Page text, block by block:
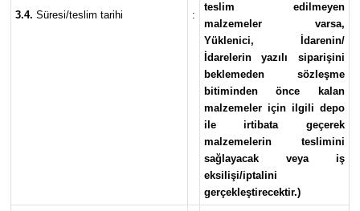
3.4. Süresi/teslim tarihi :
teslim edilmeyen
malzemeler varsa,
Yüklenici, İdarenin/
İdarelerin yazılı siparişini
beklemeden sözleşme
bitiminden önce kalan
malzemeler için ilgili depo
ile irtibata geçerek
malzemelerin teslimini
sağlayacak veya iş
eksilişi/iptalini
gerçekleştirecektir.)